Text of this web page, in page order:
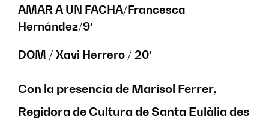
AMAR A UN FACHA/Francesca
Hernández/9′
DOM / Xavi Herrero / 20′
Con la presencia de Marisol Ferrer,
Regidora de Cultura de Santa Eulàlia des